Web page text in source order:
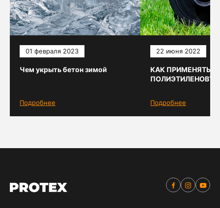
01 февраля 2023
Чем укрыть бетон зимой
Подробнее
22 июня 2022
КАК ПРИМЕНЯТЬ
Подробнее